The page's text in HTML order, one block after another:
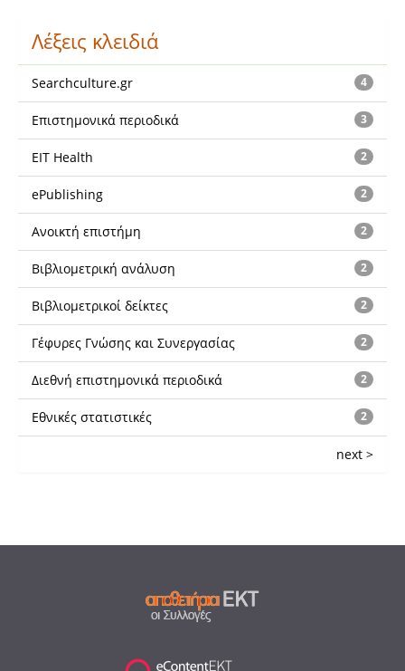
Λέξεις κλειδιά
4
Searchculture.gr
3
Επιστημονικά περιοδικά
2
EIT Health
2
ePublishing
2
Ανοικτή επιστήμη
2
Βιβλιομετρική ανάλυση
2
Βιβλιομετρικοί δείκτες
2
Γέφυρες Γνώσης και Συνεργασίας
2
Διεθνή επιστημονικά περιοδικά
2
Εθνικές στατιστικές
next >